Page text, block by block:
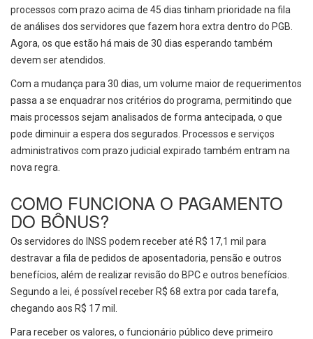
processos com prazo acima de 45 dias tinham prioridade na fila
de análises dos servidores que fazem hora extra dentro do PGB.
Agora, os que estão há mais de 30 dias esperando também
devem ser atendidos.
Com a mudança para 30 dias, um volume maior de requerimentos
passa a se enquadrar nos critérios do programa, permitindo que
mais processos sejam analisados de forma antecipada, o que
pode diminuir a espera dos segurados. Processos e serviços
administrativos com prazo judicial expirado também entram na
nova regra.
COMO FUNCIONA O PAGAMENTO
DO BÔNUS?
Os servidores do INSS podem receber até R$ 17,1 mil para
destravar a fila de pedidos de aposentadoria, pensão e outros
benefícios, além de realizar revisão do BPC e outros benefícios.
Segundo a lei, é possível receber R$ 68 extra por cada tarefa,
chegando aos R$ 17 mil.
Para receber os valores, o funcionário público deve primeiro